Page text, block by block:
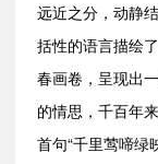
远近之分，动静
括性的语言描绘
春画卷，呈现出
的情思，千百年
首句“千里莺啼绿